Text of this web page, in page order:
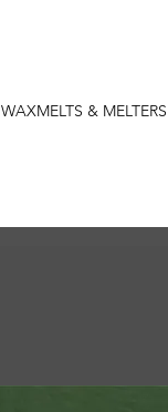
WAXMELTS & MELTERS